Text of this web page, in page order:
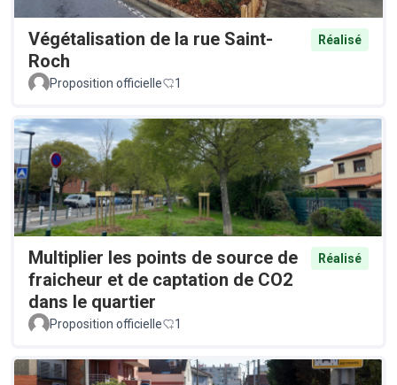
Végétalisation de la rue Saint-
Roch
Réalisé
Proposition officielle 1
Multiplier les points de source de
fraicheur et de captation de CO2
dans le quartier
Réalisé
Proposition officielle 1